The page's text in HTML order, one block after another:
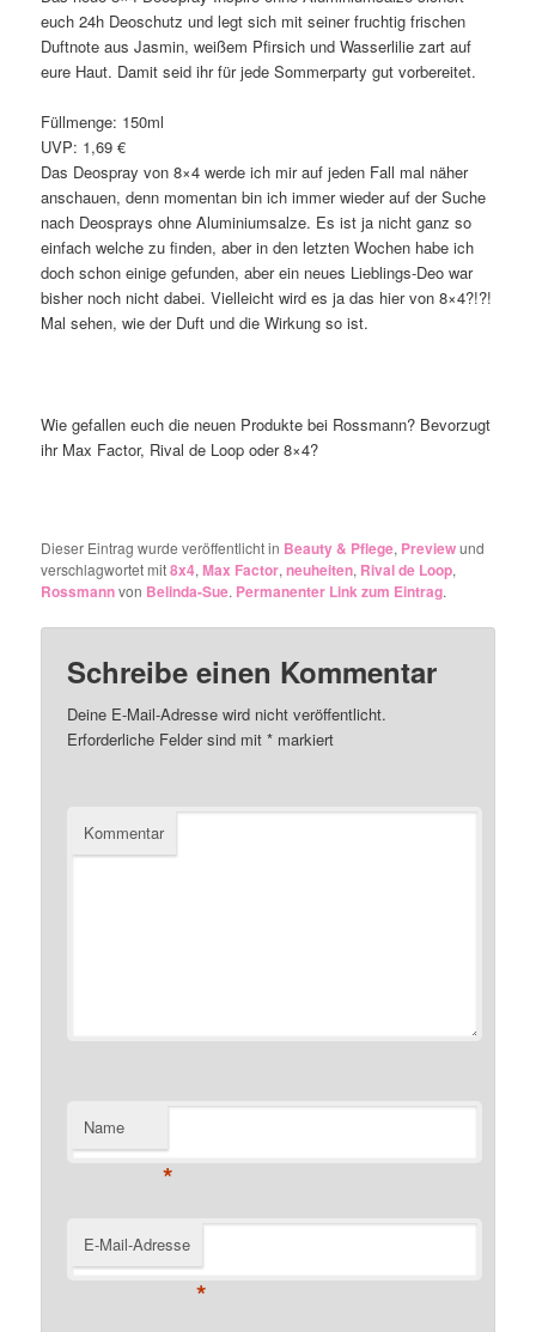
euch 24h Deoschutz und legt sich mit seiner fruchtig frischen
Duftnote aus Jasmin, weißem Pfirsich und Wasserlilie zart auf
eure Haut. Damit seid ihr für jede Sommerparty gut vorbereitet.
Füllmenge: 150ml
UVP: 1,69 €
Das Deospray von 8×4 werde ich mir auf jeden Fall mal näher
anschauen, denn momentan bin ich immer wieder auf der Suche
nach Deosprays ohne Aluminiumsalze. Es ist ja nicht ganz so
einfach welche zu finden, aber in den letzten Wochen habe ich
doch schon einige gefunden, aber ein neues Lieblings-Deo war
bisher noch nicht dabei. Vielleicht wird es ja das hier von 8×4?!?!
Mal sehen, wie der Duft und die Wirkung so ist.
Wie gefallen euch die neuen Produkte bei Rossmann? Bevorzugt
ihr Max Factor, Rival de Loop oder 8×4?
Dieser Eintrag wurde veröffentlicht in Beauty & Pflege, Previewund
verschlagwortet mit8x4,Max Factor,neuheiten, Rival de Loop,
Rossmannvon Belinda-Sue. Permanenter Link zum Eintrag.
Schreibe einen Kommentar
Deine E-Mail-Adresse wird nicht veröffentlicht.
Erforderliche Felder sind mit* markiert
Kommentar
Name
*
E-Mail-Adresse
*